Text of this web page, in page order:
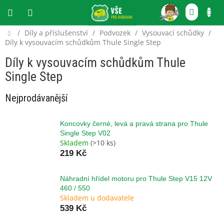
obsah
CZK
Domů
/ Díly a příslušenství / Podvozek / Vysouvací schůdky /
Díly k vysouvacím schůdkům Thule Single Step
Díly k vysouvacím schůdkům Thule
Single Step
Nejprodávanější
Koncovky černé, levá a pravá strana pro Thule
Single Step V02
Skladem (>10 ks)
219 Kč
Náhradní hřídel motoru pro Thule Step V15 12V
460 / 550
Skladem u dodavatele
539 Kč